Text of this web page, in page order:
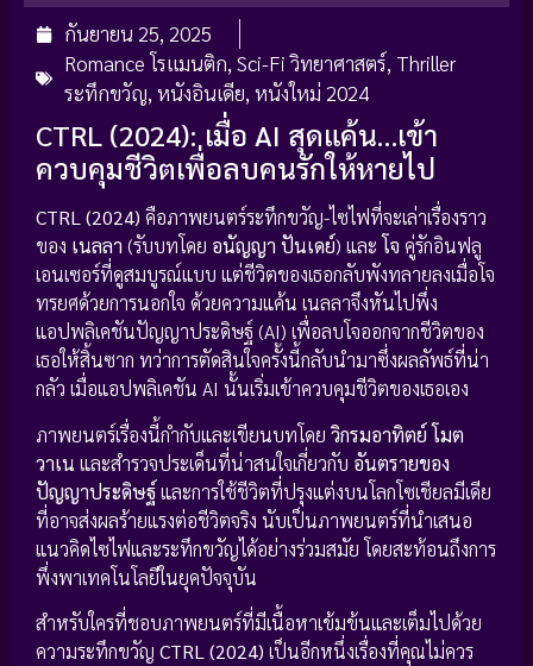
กันยายน 25, 2025
Romance โรแมนติก, Sci-Fi วิทยาศาสตร์, Thriller
ระทึกขวัญ, หนังอินเดีย, หนังใหม่ 2024
CTRL (2024): เมื่อ AI สุดแค้น…เข้า
ควบคุมชีวิตเพื่อลบคนรักให้หายไป
CTRL (2024) คือภาพยนตร์ระทึกขวัญ-ไซไฟที่จะเล่าเรื่องราว
ของ เนลลา (รับบทโดย อนัญญา ปันเดย์) และ โจ คู่รักอินฟลู
เอนเซอร์ที่ดูสมบูรณ์แบบ แต่ชีวิตของเธอกลับพังทลายลงเมื่อโจ
ทรยศด้วยการนอกใจ ด้วยความแค้น เนลลาจึงหันไปพึ่ง
แอปพลิเคชันปัญญาประดิษฐ์ (AI) เพื่อลบโจออกจากชีวิตของ
เธอให้สิ้นซาก ทว่าการตัดสินใจครั้งนี้กลับนำมาซึ่งผลลัพธ์ที่น่า
กลัว เมื่อแอปพลิเคชัน AI นั้นเริ่มเข้าควบคุมชีวิตของเธอเอง
ภาพยนตร์เรื่องนี้กำกับและเขียนบทโดย วิกรมอาทิตย์ โมต
วาเน และสำรวจประเด็นที่น่าสนใจเกี่ยวกับ อันตรายของ
ปัญญาประดิษฐ์และการใช้ชีวิตที่ปรุงแต่งบนโลกโซเชียลมีเดีย
ที่อาจส่งผลร้ายแรงต่อชีวิตจริง นับเป็นภาพยนตร์ที่นำเสนอ
แนวคิดไซไฟและระทึกขวัญได้อย่างร่วมสมัย โดยสะท้อนถึงการ
พึ่งพาเทคโนโลยีในยุคปัจจุบัน
สำหรับใครที่ชอบภาพยนตร์ที่มีเนื้อหาเข้มข้นและเต็มไปด้วย
ความระทึกขวัญ CTRL (2024) เป็นอีกหนึ่งเรื่องที่คุณไม่ควร